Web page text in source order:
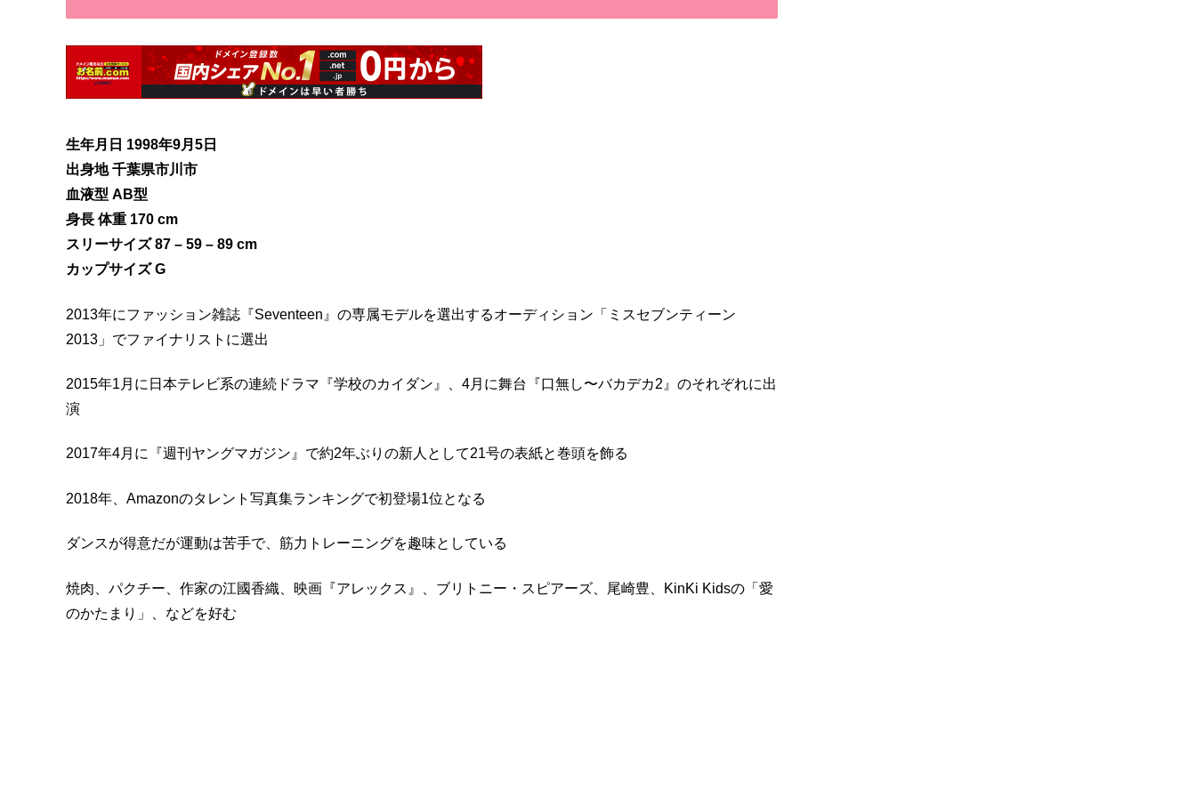
生年月日 1998年9月5日
出身地 千葉県市川市
血液型 AB型
身長 体重 170 cm
スリーサイズ 87 – 59 – 89 cm
カップサイズ G
2013年にファッション雑誌『Seventeen』の専属モデルを選出するオーディション「ミスセブンティーン
2013」でファイナリストに選出
2015年1月に日本テレビ系の連続ドラマ『学校のカイダン』、4月に舞台『口無し〜バカデカ2』のそれぞれに出
演
2017年4月に『週刊ヤングマガジン』で約2年ぶりの新人として21号の表紙と巻頭を飾る
2018年、Amazonのタレント写真集ランキングで初登場1位となる
ダンスが得意だが運動は苦手で、筋力トレーニングを趣味としている
焼肉、パクチー、作家の江國香織、映画『アレックス』、ブリトニー・スピアーズ、尾崎豊、KinKi Kidsの「愛
のかたまり」、などを好む